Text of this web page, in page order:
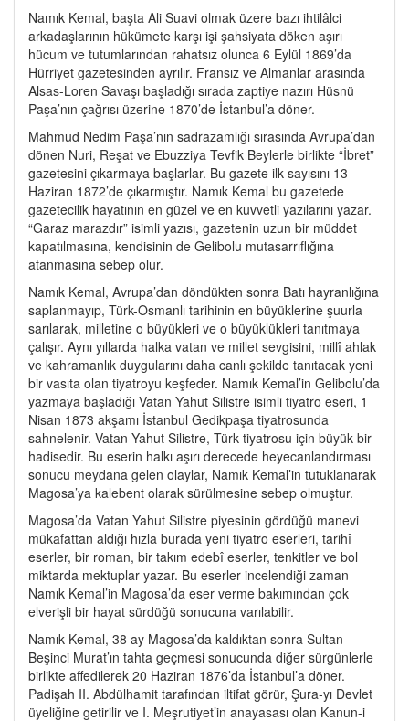
Namık Kemal, başta Ali Suavi olmak üzere bazı ihtilâlci
arkadaşlarının hükümete karşı işi şahsiyata döken aşırı
hücum ve tutumlarından rahatsız olunca 6 Eylül 1869’da
Hürriyet gazetesinden ayrılır. Fransız ve Almanlar arasında
Alsas-Loren Savaşı başladığı sırada zaptiye nazırı Hüsnü
Paşa’nın çağrısı üzerine 1870’de İstanbul’a döner.
Mahmud Nedim Paşa’nın sadrazamlığı sırasında Avrupa’dan
dönen Nuri, Reşat ve Ebuzziya Tevfik Beylerle birlikte “İbret”
gazetesini çıkarmaya başlarlar. Bu gazete ilk sayısını 13
Haziran 1872’de çıkarmıştır. Namık Kemal bu gazetede
gazetecilik hayatının en güzel ve en kuvvetli yazılarını yazar.
“Garaz marazdır” isimli yazısı, gazetenin uzun bir müddet
kapatılmasına, kendisinin de Gelibolu mutasarrıflığına
atanmasına sebep olur.
Namık Kemal, Avrupa’dan döndükten sonra Batı hayranlığına
saplanmayıp, Türk-Osmanlı tarihinin en büyüklerine şuurla
sarılarak, milletine o büyükleri ve o büyüklükleri tanıtmaya
çalışır. Aynı yıllarda halka vatan ve millet sevgisini, millî ahlak
ve kahramanlık duygularını daha canlı şekilde tanıtacak yeni
bir vasıta olan tiyatroyu keşfeder. Namık Kemal’in Gelibolu’da
yazmaya başladığı Vatan Yahut Silistre isimli tiyatro eseri, 1
Nisan 1873 akşamı İstanbul Gedikpaşa tiyatrosunda
sahnelenir. Vatan Yahut Silistre, Türk tiyatrosu için büyük bir
hadisedir. Bu eserin halkı aşırı derecede heyecanlandırması
sonucu meydana gelen olaylar, Namık Kemal’in tutuklanarak
Magosa’ya kalebent olarak sürülmesine sebep olmuştur.
Magosa’da Vatan Yahut Silistre piyesinin gördüğü manevi
mükafattan aldığı hızla burada yeni tiyatro eserleri, tarihî
eserler, bir roman, bir takım edebî eserler, tenkitler ve bol
miktarda mektuplar yazar. Bu eserler incelendiği zaman
Namık Kemal’in Magosa’da eser verme bakımından çok
elverişli bir hayat sürdüğü sonucuna varılabilir.
Namık Kemal, 38 ay Magosa’da kaldıktan sonra Sultan
Beşinci Murat’ın tahta geçmesi sonucunda diğer sürgünlerle
birlikte affedilerek 20 Haziran 1876’da İstanbul’a döner.
Padişah II. Abdülhamit tarafından iltifat görür, Şura-yı Devlet
üyeliğine getirilir ve I. Meşrutiyet’in anayasası olan Kanun-i